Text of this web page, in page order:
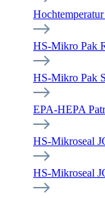
HS-Mikro Pak
HS-Mikro Pak
EPA-HEPA
HS-Mikroseal
HS-Mikroseal